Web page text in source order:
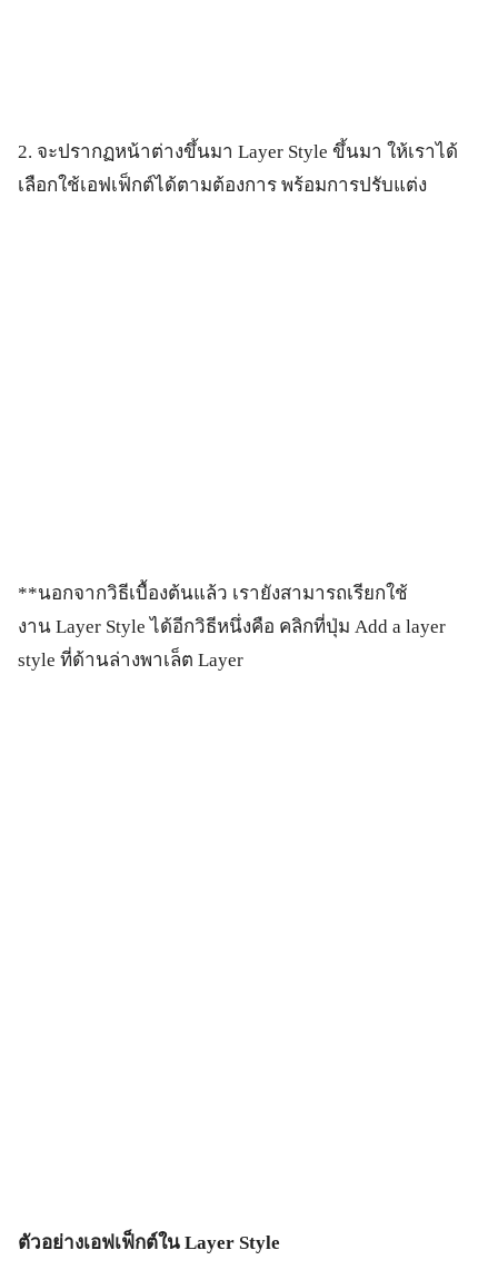
2. จะปรากฏหน้าต่างขึ้นมา Layer Style ขึ้นมา ให้เราได้
เลือกใช้เอฟเฟ็กต์ได้ตามต้องการ พร้อมการปรับแต่ง
**นอกจากวิธีเบื้องต้นแล้ว เรายังสามารถเรียกใช้
งาน Layer Style ได้อีกวิธีหนึ่งคือ คลิกที่ปุ่ม Add a layer
style ที่ด้านล่างพาเล็ต Layer
ตัวอย่างเอฟเฟ็กต์ใน Layer Style